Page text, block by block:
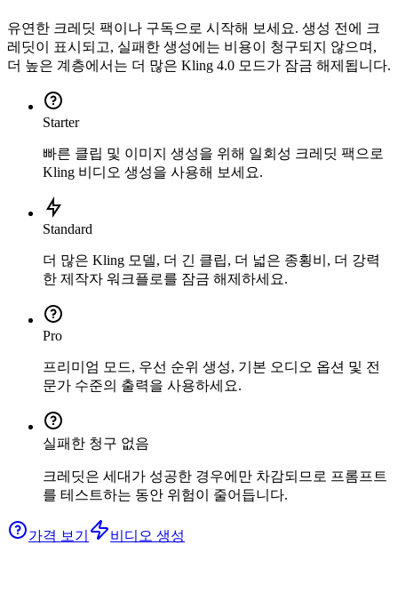
유연한 크레딧 팩이나 구독으로 시작해 보세요. 생성 전에 크
레딧이 표시되고, 실패한 생성에는 비용이 청구되지 않으며,
더 높은 계층에서는 더 많은 Kling 4.0 모드가 잠금 해제됩니다.
Starter
빠른 클립 및 이미지 생성을 위해 일회성 크레딧 팩으로
Kling 비디오 생성을 사용해 보세요.
Standard
더 많은 Kling 모델, 더 긴 클립, 더 넓은 종횡비, 더 강력
한 제작자 워크플로를 잠금 해제하세요.
Pro
프리미엄 모드, 우선 순위 생성, 기본 오디오 옵션 및 전
문가 수준의 출력을 사용하세요.
실패한 청구 없음
크레딧은 세대가 성공한 경우에만 차감되므로 프롬프트
를 테스트하는 동안 위험이 줄어듭니다.
가격 보기 비디오 생성